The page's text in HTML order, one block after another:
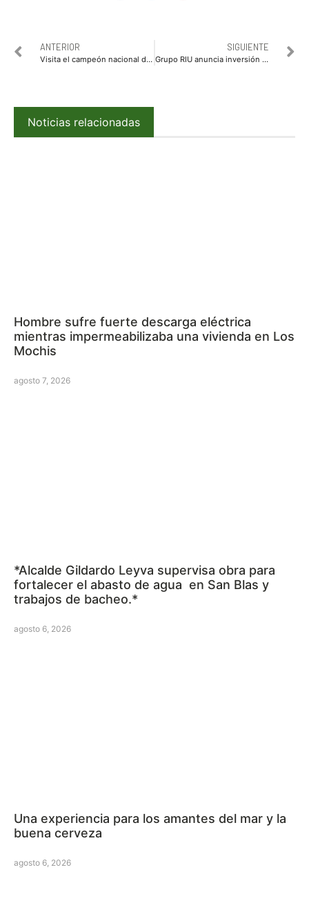
ANTERIOR
Visita el campeón nacional de ciclismo Jesús Espinoza Nava al alcalde Billy Chapman
SIGUIENTE
Grupo RIU anuncia inversión de 40 mdd en Mazatlán
Noticias relacionadas
Hombre sufre fuerte descarga eléctrica
mientras impermeabilizaba una vivienda en Los
Mochis
agosto 7, 2026
*Alcalde Gildardo Leyva supervisa obra para
fortalecer el abasto de agua en San Blas y
trabajos de bacheo.*
agosto 6, 2026
Una experiencia para los amantes del mar y la
buena cerveza
agosto 6, 2026